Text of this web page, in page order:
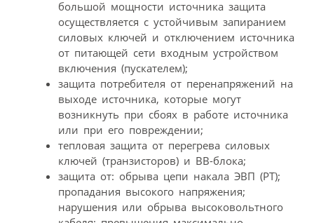
большой мощности источника защита
осуществляется с устойчивым запиранием
силовых ключей и отключением источника
от питающей сети входным устройством
включения (пускателем);
защита потребителя от перенапряжений на
выходе источника, которые могут
возникнуть при сбоях в работе источника
или при его повреждении;
тепловая защита от перегрева силовых
ключей (транзисторов) и ВВ-блока;
защита от: обрыва цепи накала ЭВП (РТ);
пропадания высокого напряжения;
нарушения или обрыва высоковольтного